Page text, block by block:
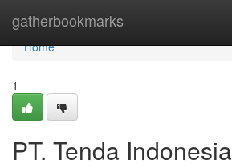
gatherbookmarks
Home
Home
1
PT. Tenda Indonesia